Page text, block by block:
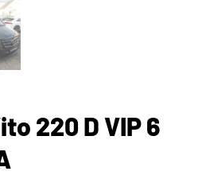
220 D VIP 6